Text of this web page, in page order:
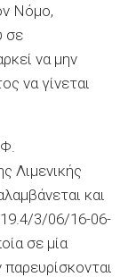
Νόμο,
σε
να μην
να γίνεται
Λιμενικής
και
3/06/16-06-
σε μία